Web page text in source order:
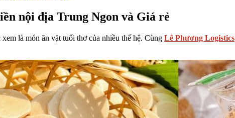
nội địa Trung Ngon và Giá rẻ
xem là món ăn vặt tuổi thơ của nhiều thế hệ. Cùng Lê Phương Logistics